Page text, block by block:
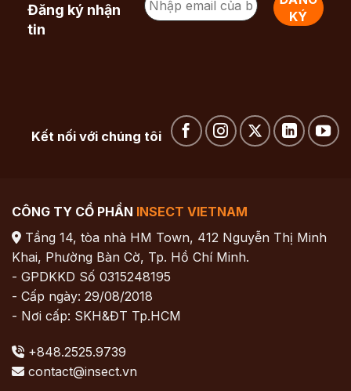
Đăng ký nhận
tin
Kết nối với chúng tôi
CÔNG TY CỔ PHẦN INSECT VIETNAM
Tầng 14, tòa nhà HM Town, 412 Nguyễn Thị Minh
Khai, Phường Bàn Cờ, Tp. Hồ Chí Minh.
- GPDKKD Số 0315248195
- Cấp ngày: 29/08/2018
- Nơi cấp: SKH&ĐT Tp.HCM
+848.2525.9739
contact@insect.vn